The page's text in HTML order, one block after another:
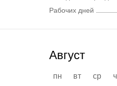
Рабочих дней
Август
пн вт ср